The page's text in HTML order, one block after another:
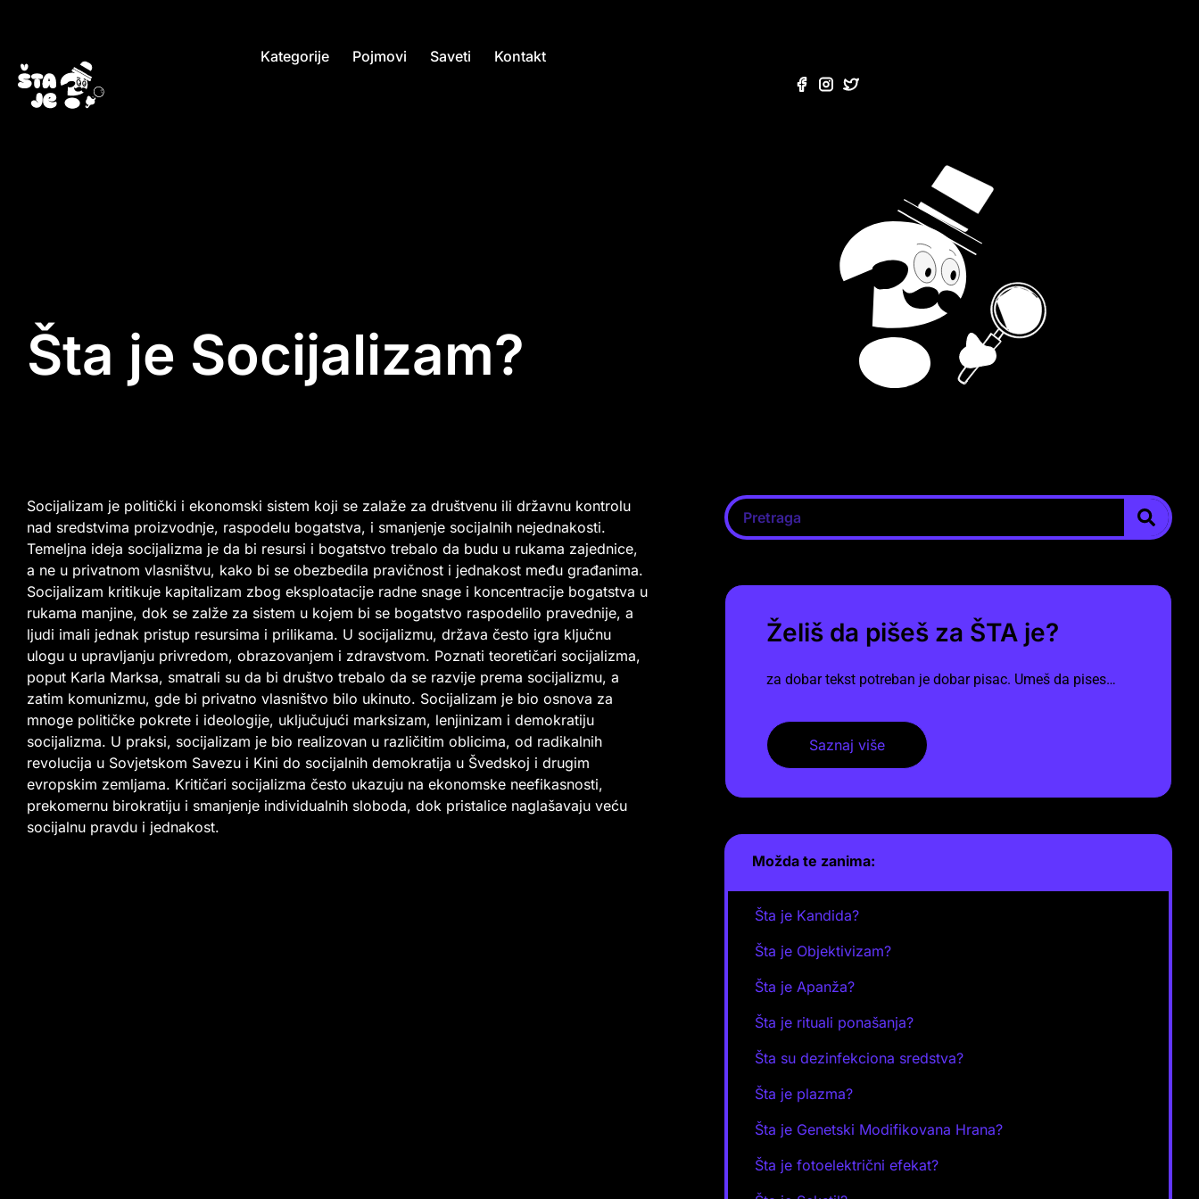
Kategorije Pojmovi Saveti Kontakt
Šta je Socijalizam?
Socijalizam je politički i ekonomski sistem koji se zalaže za društvenu ili državnu kontrolu
nad sredstvima proizvodnje, raspodelu bogatstva, i smanjenje socijalnih nejednakosti.
Temeljna ideja socijalizma je da bi resursi i bogatstvo trebalo da budu u rukama zajednice,
a ne u privatnom vlasništvu, kako bi se obezbedila pravičnost i jednakost među građanima.
Socijalizam kritikuje kapitalizam zbog eksploatacije radne snage i koncentracije bogatstva u
rukama manjine, dok se zalže za sistem u kojem bi se bogatstvo raspodelilo pravednije, a
ljudi imali jednak pristup resursima i prilikama. U socijalizmu, država često igra ključnu
ulogu u upravljanju privredom, obrazovanjem i zdravstvom. Poznati teoretičari socijalizma,
poput Karla Marksa, smatrali su da bi društvo trebalo da se razvije prema socijalizmu, a
zatim komunizmu, gde bi privatno vlasništvo bilo ukinuto. Socijalizam je bio osnova za
mnoge političke pokrete i ideologije, uključujući marksizam, lenjinizam i demokratiju
socijalizma. U praksi, socijalizam je bio realizovan u različitim oblicima, od radikalnih
revolucija u Sovjetskom Savezu i Kini do socijalnih demokratija u Švedskoj i drugim
evropskim zemljama. Kritičari socijalizma često ukazuju na ekonomske neefikasnosti,
prekomernu birokratiju i smanjenje individualnih sloboda, dok pristalice naglašavaju veću
socijalnu pravdu i jednakost.
Želiš da pišeš za ŠTA je?
za dobar tekst potreban je dobar pisac. Umeš da pises…
Saznaj više
Možda te zanima:
Šta je Kandida?
Šta je Objektivizam?
Šta je Apanža?
Šta je rituali ponašanja?
Šta su dezinfekciona sredstva?
Šta je plazma?
Šta je Genetski Modifikovana Hrana?
Šta je fotoelektrični efekat?